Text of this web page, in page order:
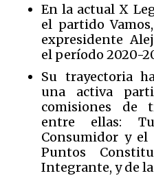
En la actual X
el partido
expresidente
el período 2020-
Su trayectoria
una activa
comisiones de
entre ellas:
Consumidor y el
Puntos
Integrante, y de